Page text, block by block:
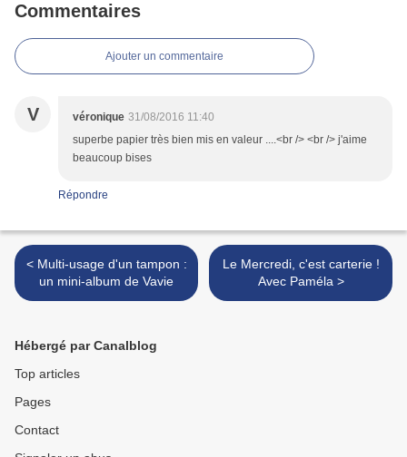
Commentaires
Ajouter un commentaire
V véronique 31/08/2016 11:40
superbe papier très bien mis en valeur ....<br /> <br /> j'aime
beaucoup bises
Répondre
< Multi-usage d'un tampon :
un mini-album de Vavie
Le Mercredi, c'est carterie !
Avec Paméla >
Hébergé par Canalblog
Top articles
Pages
Contact